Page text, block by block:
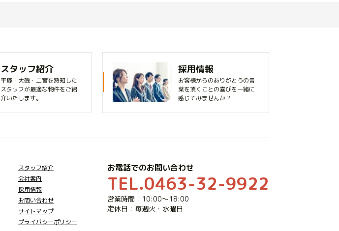
スタッフ紹介
平塚・大磯・二宮を熟知した
スタッフが最適な物件をご紹
介いたします。
採用情報
お客様からのありがとうの言
葉を頂くことの喜びを一緒に
感じてみませんか？
スタッフ紹介
会社案内
採用情報
お問い合わせ
サイトマップ
プライバシーポリシー
お電話でのお問い合わせ
TEL.0463-32-9922
営業時間：10:00～18:00
定休日：毎週火・水曜日